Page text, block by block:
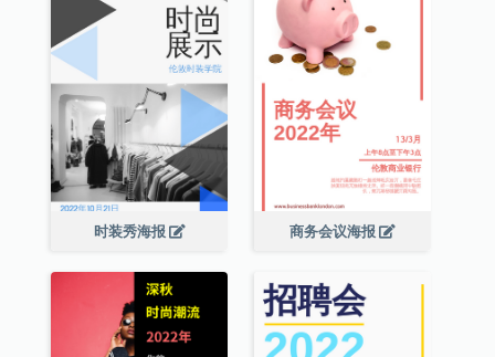
时装秀海报 商务会议海报